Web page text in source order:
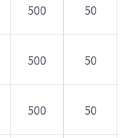
500 50
500 50
500 50